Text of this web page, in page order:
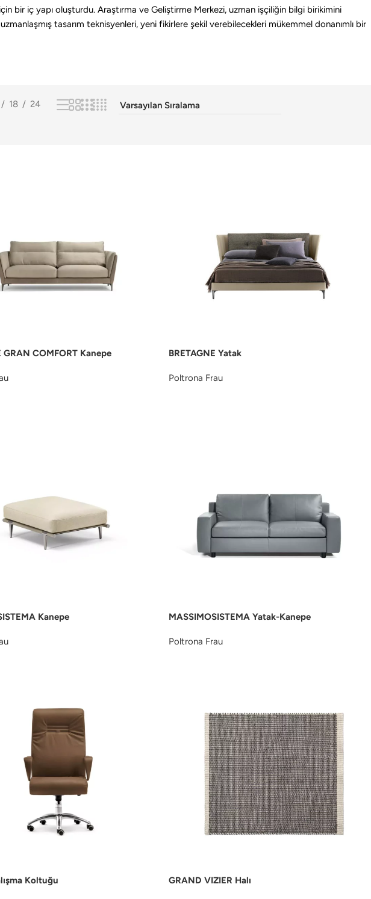
bir iç yapı oluşturdu. Araştırma ve Geliştirme Merkezi, uzman işçiliğin bilgi birikimini
tasarım teknisyenleri, yeni fikirlere şekil verebilecekleri mükemmel donanımlı bir
18 24
GRAN COMFORT Kanepe BRETAGNE Yatak
Poltrona Frau
Kanepe MASSIMOSISTEMA Yatak-Kanepe
Poltrona Frau
Koltuğu GRAND VIZIER Halı